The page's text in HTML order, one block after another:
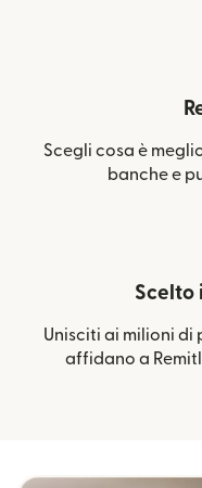
Scegli cosa è
banche e
Scelto
Unisciti ai milioni di
affidano a